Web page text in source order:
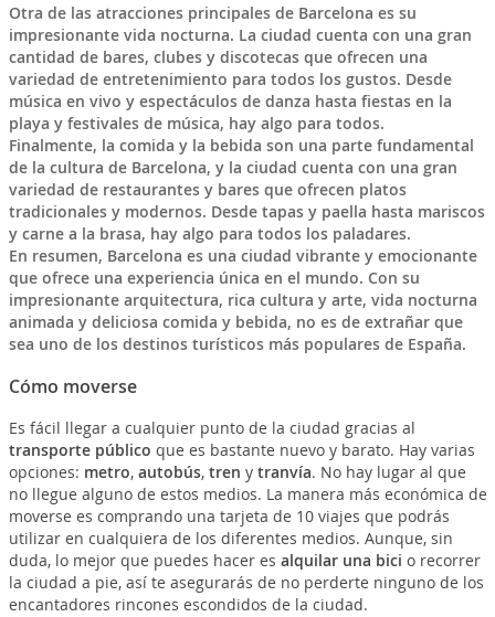
Otra de las atracciones principales de Barcelona es su
impresionante vida nocturna. La ciudad cuenta con una gran
cantidad de bares, clubes y discotecas que ofrecen una
variedad de entretenimiento para todos los gustos. Desde
música en vivo y espectáculos de danza hasta fiestas en la
playa y festivales de música, hay algo para todos.
Finalmente, la comida y la bebida son una parte fundamental
de la cultura de Barcelona, y la ciudad cuenta con una gran
variedad de restaurantes y bares que ofrecen platos
tradicionales y modernos. Desde tapas y paella hasta mariscos
y carne a la brasa, hay algo para todos los paladares.
En resumen, Barcelona es una ciudad vibrante y emocionante
que ofrece una experiencia única en el mundo. Con su
impresionante arquitectura, rica cultura y arte, vida nocturna
animada y deliciosa comida y bebida, no es de extrañar que
sea uno de los destinos turísticos más populares de España.
Cómo moverse
Es fácil llegar a cualquier punto de la ciudad gracias al
transporte público que es bastante nuevo y barato. Hay varias
opciones: metro, autobús, tren y tranvía. No hay lugar al que
no llegue alguno de estos medios. La manera más económica de
moverse es comprando una tarjeta de 10 viajes que podrás
utilizar en cualquiera de los diferentes medios. Aunque, sin
duda, lo mejor que puedes hacer es alquilar una bici o recorrer
la ciudad a pie, así te asegurarás de no perderte ninguno de los
encantadores rincones escondidos de la ciudad.